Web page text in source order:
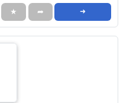
★ ➦ ➜